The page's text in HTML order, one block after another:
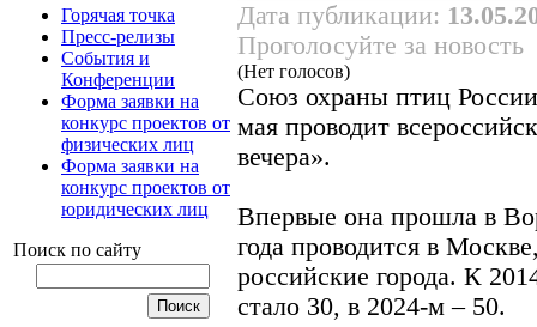
Горячая точка
Пресс-релизы
События и
Конференции
Форма заявки на
конкурс проектов от
физических лиц
Форма заявки на
конкурс проектов от
юридических лиц
Поиск по сайту
Дата публикации:
Проголосуйте за новость
(Нет голосов)
Союз охраны птиц
мая проводит
вечера».
Впервые она прошла в
года проводится в
российские города. К
стало 30, в 2024-м – 50.